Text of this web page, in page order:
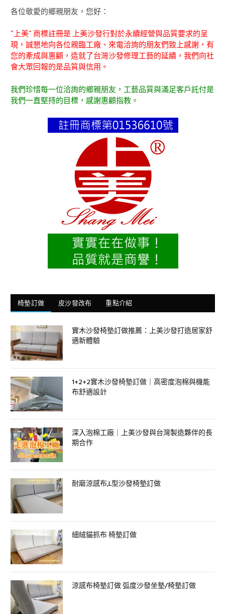
各位敬愛的鄉親朋友，您好：
"上美" 商標註冊是 上美沙發行對於永續經營與品質要求的呈
現，誠懇地向各位親臨工廠、來電洽詢的朋友們致上感謝，有
您的牽成與惠顧，造就了台灣沙發修理工藝的延續，我們向社
會大眾回報的是品質與信用。
我們珍惜每一位洽詢的鄉親朋友，工藝品質與滿足客戶託付是
我們一直堅持的目標，感謝惠顧指教。
椅墊訂做 皮沙發改布 重點介紹
實木沙發椅墊訂做推薦：上美沙發打造居家舒
適新體驗
1+2+2實木沙發椅墊訂做｜高密度泡棉與機能
布舒適設計
深入泡棉工廠｜上美沙發與台灣製造夥伴的長
期合作
耐磨涼感布,L型沙發椅墊訂做
細絨貓抓布 椅墊訂做
涼感布椅墊訂做 弧度沙發坐墊/椅墊訂做